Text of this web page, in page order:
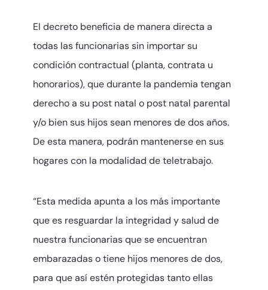
El decreto beneficia de manera directa a
todas las funcionarias sin importar su
condición contractual (planta, contrata u
honorarios), que durante la pandemia tengan
derecho a su post natal o post natal parental
y/o bien sus hijos sean menores de dos años.
De esta manera, podrán mantenerse en sus
hogares con la modalidad de teletrabajo.
“Esta medida apunta a los más importante
que es resguardar la integridad y salud de
nuestra funcionarias que se encuentran
embarazadas o tiene hijos menores de dos,
para que así estén protegidas tanto ellas